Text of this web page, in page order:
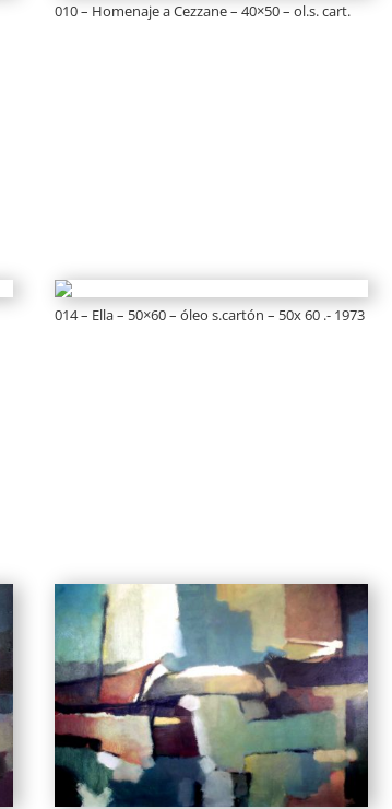
010 – Homenaje a Cezzane – 40×50 – ol.s. cart.
014 – Ella – 50×60 – óleo s.cartón – 50x 60 .- 1973